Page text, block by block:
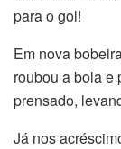
para o gol!
Em nova
roubou a bola e
prensado,
Já nos